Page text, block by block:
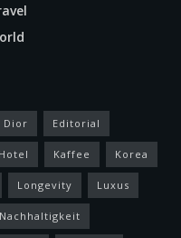
Dior Editorial
Hotel Kaffee Korea
Longevity Luxus
Nachhaltigkeit